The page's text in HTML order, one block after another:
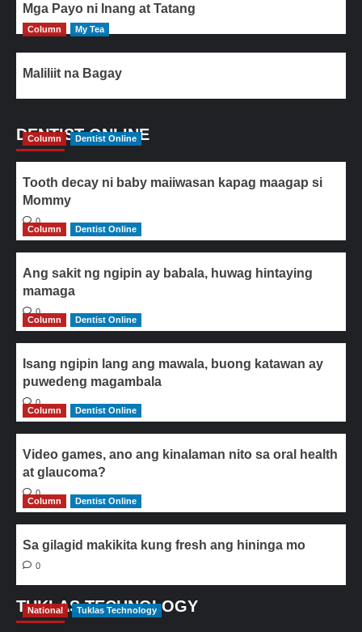
Mga Payo ni Inang at Tatang
Column My Tea
Maliliit na Bagay
DENTIST ONLINE
Column Dentist Online
Tooth decay ni baby maiiwasan kapag maagap si
Mommy
0
Column
Dentist Online
Ang sakit ng ngipin ay babala, huwag hintaying
mamaga
0
Column
Dentist Online
Isang ngipin lang ang mawala, buong katawan ay
puwedeng magambala
0
Column
Dentist Online
Video games, ano ang kinalaman nito sa oral health
at glaucoma?
0
Column
Dentist Online
Sa gilagid makikita kung fresh ang hininga mo
0
TUKLAS TECHNOLOGY
National Tuklas Technology